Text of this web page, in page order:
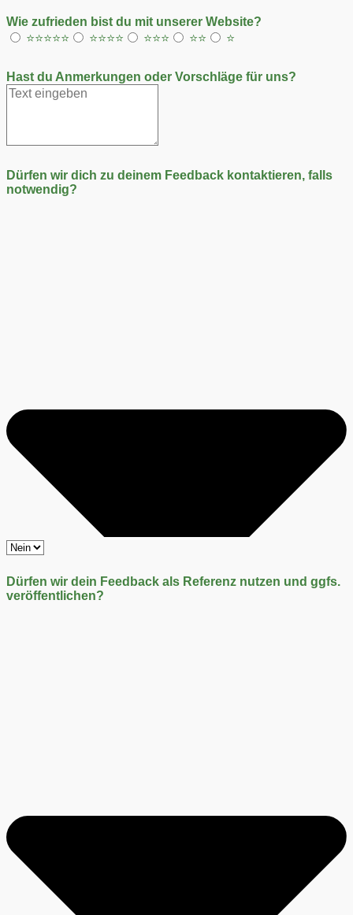
Wie zufrieden bist du mit unserer Website?
⭐⭐⭐⭐⭐
⭐⭐⭐⭐ ⭐⭐⭐ ⭐⭐ ⭐
Hast du Anmerkungen oder Vorschläge für uns?
Dürfen wir dich zu deinem Feedback kontaktieren, falls
notwendig?
Dürfen wir dein Feedback als Referenz nutzen und ggfs.
veröffentlichen?